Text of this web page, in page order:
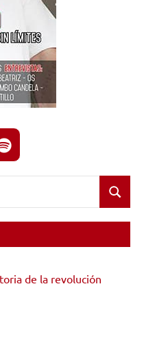
Buscar
de la revolución